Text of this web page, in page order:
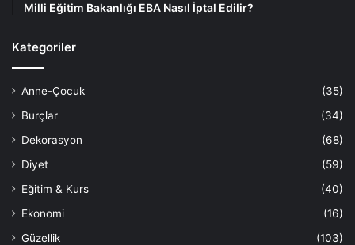
Milli Eğitim Bakanlığı EBA Nasıl İptal Edilir?
Kategoriler
Anne-Çocuk
(35)
Burçlar
(34)
Dekorasyon
(68)
Diyet
(59)
Eğitim & Kurs
(40)
Ekonomi
(16)
Güzellik
(103)